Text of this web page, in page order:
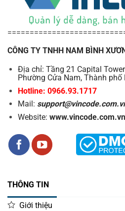
CÔNG TY TNHH NAM BÌNH
Địa chỉ: Tầng 21 Capital
Phường Cửa Nam, Thành phố
Hotline: 0966.93.1717
Mail:
Website: www.vincode.com.vn
THÔNG TIN
Giới thiệu